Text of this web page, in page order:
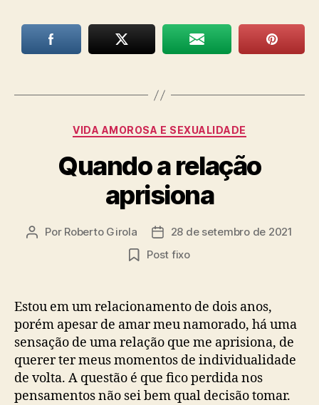
Categorias
VIDA AMOROSA E SEXUALIDADE
Quando a relação
aprisiona
Autor
Por Roberto Girola
Data28 de setembro de 2021
Post fixo
Estou em um relacionamento de dois anos,
porém apesar de amar meu namorado, há uma
sensação de uma relação que me aprisiona, de
querer ter meus momentos de individualidade
de volta. A questão é que fico perdida nos
pensamentos não sei bem qual decisão tomar.